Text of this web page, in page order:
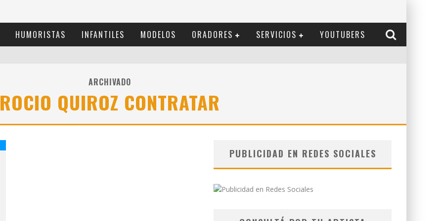
HUMORISTAS INFANTILES MODELOS ORADORES SERVICIOS YOUTUBERS
ARCHIVADO
ROCIO QUIROZ CONTRATAR
PUBLICIDAD EN REDES SOCIALES